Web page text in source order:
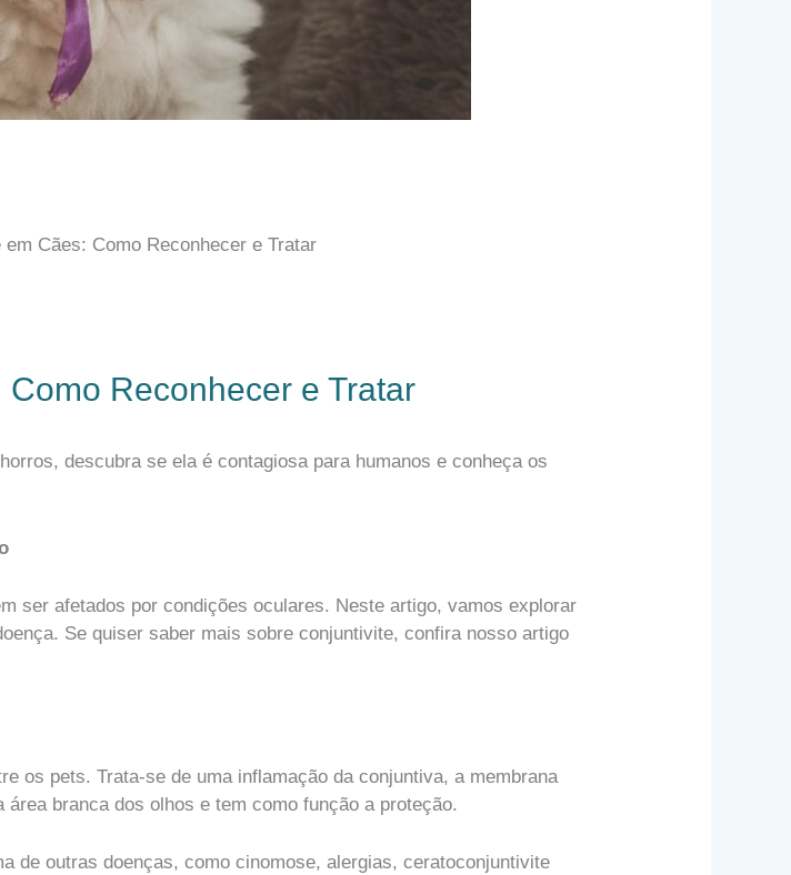
em Cães: Como Reconhecer e Tratar
Reconhecer e Tratar
descubra se ela é contagiosa para humanos e conheça os
ser afetados por condições oculares. Neste artigo, vamos explorar
Se quiser saber mais sobre conjuntivite, confira nosso artigo
os pets. Trata-se de uma inflamação da conjuntiva, a membrana
branca dos olhos e tem como função a proteção.
de outras doenças, como cinomose, alergias, ceratoconjuntivite